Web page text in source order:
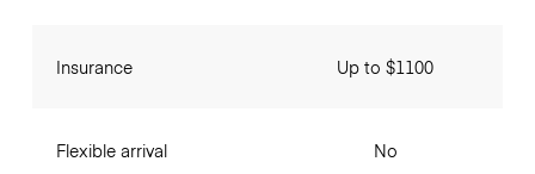
Insurance
Flexible arrival
Up to $1100
No